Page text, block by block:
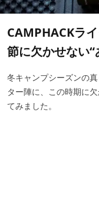
CAMPHACKラ
節に欠かせない“
冬キャンプシーズンの
ター陣に、この時期に
てみました。